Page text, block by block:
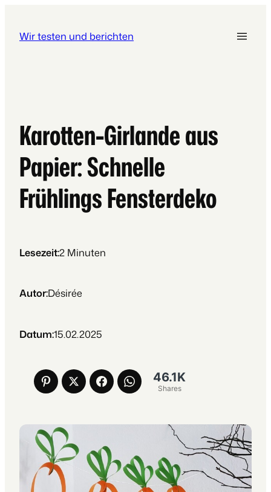
Wir testen und berichten
Karotten-Girlande aus
Papier: Schnelle
Frühlings Fensterdeko
Lesezeit:2 Minuten
Autor:Désirée
Datum:15.02.2025
46.1K
Shares